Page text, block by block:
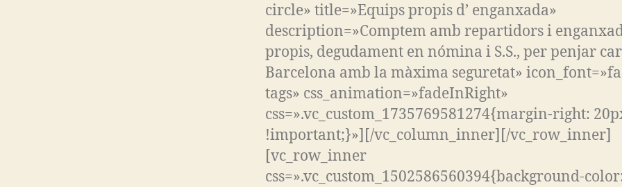
circle» title=»Equips propis d’ enganxada»
description=»Comptem amb repartidors i
propis, degudament en nómina i S.S., per penjar
Barcelona amb la màxima seguretat»
tags» css_animation=»fadeInRight»
css=».vc_custom_1735769581274{margin-right:
!important;}»][/vc_column_inner][/vc_row_inner]
[vc_row_inner
css=».vc_custom_1502586560394{background-